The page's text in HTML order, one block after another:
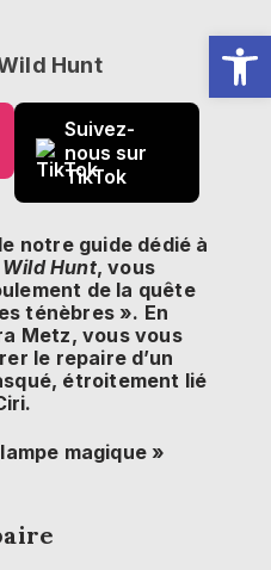
Hunt
Suivez-
nous sur
TikTok
notre guide dédié à
Hunt, vous
de la quête
ténèbres ». En
Metz, vous vous
le repaire d’un
étroitement lié
magique »